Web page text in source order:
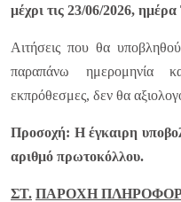
μέχρι τις 23/06/2026,
Αιτήσεις που θα
παραπάνω ημερομηνία
εκπρόθεσμες, δεν θα
Προσοχή: Η έγκαιρη
αριθμό πρωτοκόλλου.
ΣΤ. ΠΑΡΟΧΗ